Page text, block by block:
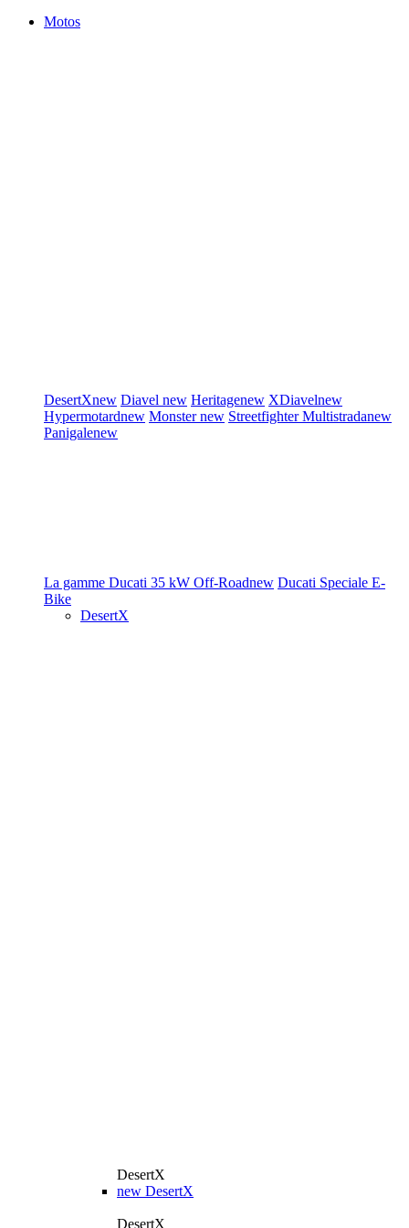
Motos
DesertXnew Diavel new Heritagenew XDiavelnew
Hypermotardnew Monsternew StreetfighterMultistradanew
Panigalenew
La gamme Ducati 35 kW Off-Roadnew Ducati Speciale E-
Bike
DesertX
DesertX
new DesertX
DesertX